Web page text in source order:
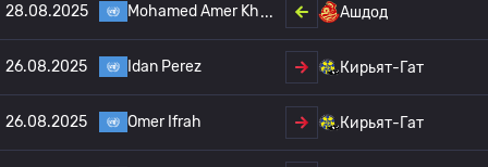
28.08.2025 Mohamed Amer Kh Ашдод
26.08.2025 Idan Perez Кирьят-Гат
26.08.2025 Omer Ifrah Кирьят-Гат